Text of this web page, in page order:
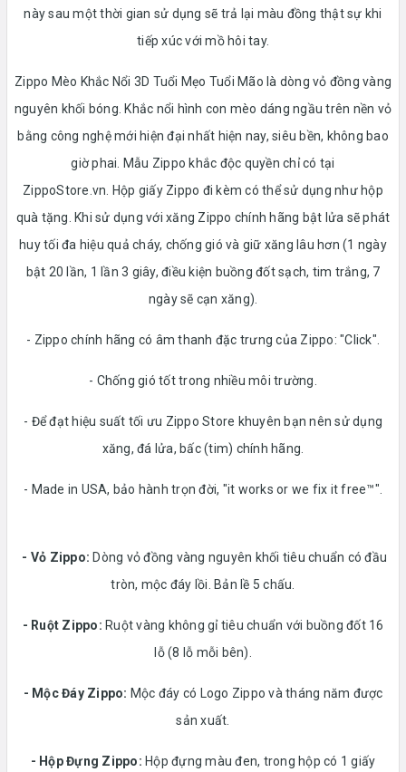
này sau một thời gian sử dụng sẽ trả lại màu đồng thật sự khi
tiếp xúc với mồ hôi tay.
Zippo Mèo Khắc Nổi 3D Tuổi Mẹo Tuổi Mão là dòng vỏ đồng vàng
nguyên khối bóng. Khắc nổi hình con mèo dáng ngầu trên nền vỏ
bằng công nghệ mới hiện đại nhất hiện nay, siêu bền, không bao
giờ phai. Mẫu Zippo khắc độc quyền chỉ có tại
ZippoStore.vn. Hộp giấy Zippo đi kèm có thể sử dụng như hộp
quà tặng. Khi sử dụng với xăng Zippo chính hãng bật lửa sẽ phát
huy tối đa hiệu quả cháy, chống gió và giữ xăng lâu hơn (1 ngày
bật 20 lần, 1 lần 3 giây, điều kiện buồng đốt sạch, tim trắng, 7
ngày sẽ cạn xăng).
- Zippo chính hãng có âm thanh đặc trưng của Zippo: "Click".
- Chống gió tốt trong nhiều môi trường.
- Để đạt hiệu suất tối ưu Zippo Store khuyên bạn nên sử dụng
xăng, đá lửa, bấc (tim) chính hãng.
- Made in USA, bảo hành trọn đời, "it works or we fix it free™".
- Vỏ Zippo: Dòng vỏ đồng vàng nguyên khối tiêu chuẩn có đầu
tròn, mộc đáy lồi. Bản lề 5 chấu.
- Ruột Zippo: Ruột vàng không gỉ tiêu chuẩn với buồng đốt 16
lỗ (8 lỗ mỗi bên).
- Mộc Đáy Zippo: Mộc đáy có Logo Zippo và tháng năm được
sản xuất.
- Hộp Đựng Zippo: Hộp đựng màu đen, trong hộp có 1 giấy